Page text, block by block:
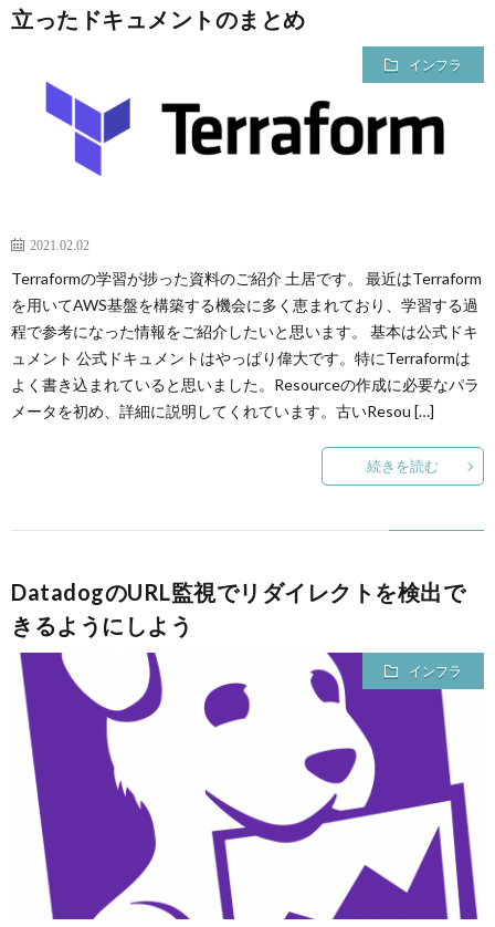
立ったドキュメントのまとめ
インフラ
2021.02.02
Terraformの学習が捗った資料のご紹介 土居です。 最近はTerraform
を用いてAWS基盤を構築する機会に多く恵まれており、学習する過
程で参考になった情報をご紹介したいと思います。 基本は公式ドキ
ュメント 公式ドキュメントはやっぱり偉大です。特にTerraformは
よく書き込まれていると思いました。Resourceの作成に必要なパラ
メータを初め、詳細に説明してくれています。古いResou […]
続きを読む
DatadogのURL監視でリダイレクトを検出で
きるようにしよう
インフラ